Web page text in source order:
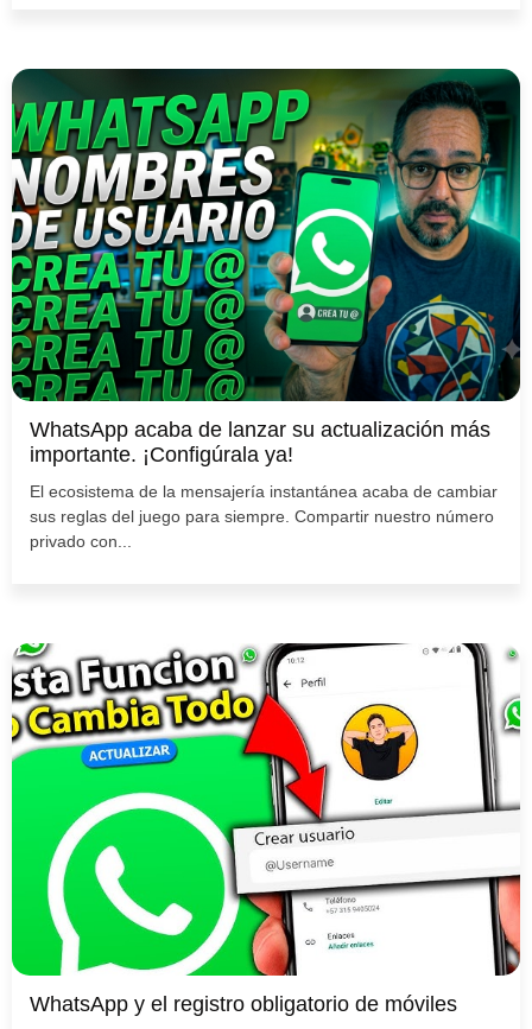
WhatsApp acaba de lanzar su actualización más
importante. ¡Configúrala ya!
El ecosistema de la mensajería instantánea acaba de cambiar
sus reglas del juego para siempre. Compartir nuestro número
privado con...
WhatsApp y el registro obligatorio de móviles